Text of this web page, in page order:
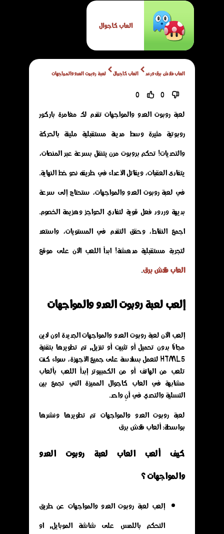
العاب كاجوال
العاب فلاش برق ورعد العاب كاجوال لعبة روبوت العدو والمواجهات
0
0
لعبة روبوت العدو والمواجهات تقدم لك مغامرة باركور
روبوتية مثيرة وسط مدينة مستقبلية مليئة بالحركة
والتحديات! تحكم بروبوت مرن يتنقل بسرعة عبر المنصات،
يتفادى العقبات، ويقاتل الأعداء في طريقه نحو خط النهاية.
في لعبة روبوت العدو والمواجهات، ستحتاج إلى سرعة
بديهة وردود فعل قوية لتفادي الحواجز وهزيمة الخصوم.
اجمع النقاط، وحقق التقدم في المستويات، واستعد
لتجربة مستقبلية مدهشة! ابدأ اللعب الآن على موقع
العاب فلاش برق.
إلعب لعبة روبوت العدو والمواجهات
إلعب الآن لعبة روبوت العدو والمواجهات الجديدة اون لاين
مجانًا بدون تحميل أو تثبيت أو تنزيل, تم تطويرها بتقنية
HTML5 لتعمل بسلاسة على جميع الأجهزة، سواء كنت
تلعب من الهاتف أو من الكمبيوتر إبدأ اللعب بألعاب
مشابهة في العاب كاجوال المميزة التي تجمع بين
التسلية والتحدي في آنٍ واحد.
لعبة روبوت العدو والمواجهات تم تطويرها ونشرها
بواسطة: ألعاب فلاش برق
كيف ألعب العاب لعبة روبوت العدو
والمواجهات ؟
إلعب لعبة روبوت العدو والمواجهات عن طريق
التحكم باللمس على شاشة الموبايل, او